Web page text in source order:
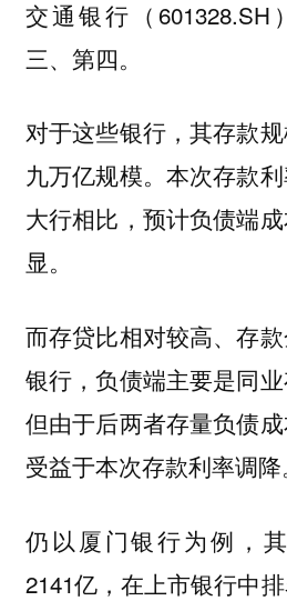
交通银行（601328.SH
三、第四。
对于这些银行，其存款
九万亿规模。本次存款
大行相比，预计负债端
显。
而存贷比相对较高、存
银行，负债端主要是同业
但由于后两者存量负债
受益于本次存款利率调降
仍以厦门银行为例，
2141亿，在上市银行中